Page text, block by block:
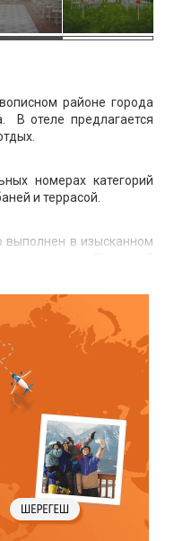
районе города
В отеле предлагается
номерах категорий
и террасой.
выполнен в изысканном
праздничное или
терраса, спортивная
конференц-зал.
мероприятий.